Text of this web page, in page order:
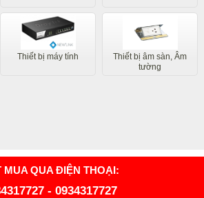
Thiết bị máy tính
Thiết bị âm sàn, Âm
tường
MUA QUA ĐIỆN THOẠI:
- 0934317727